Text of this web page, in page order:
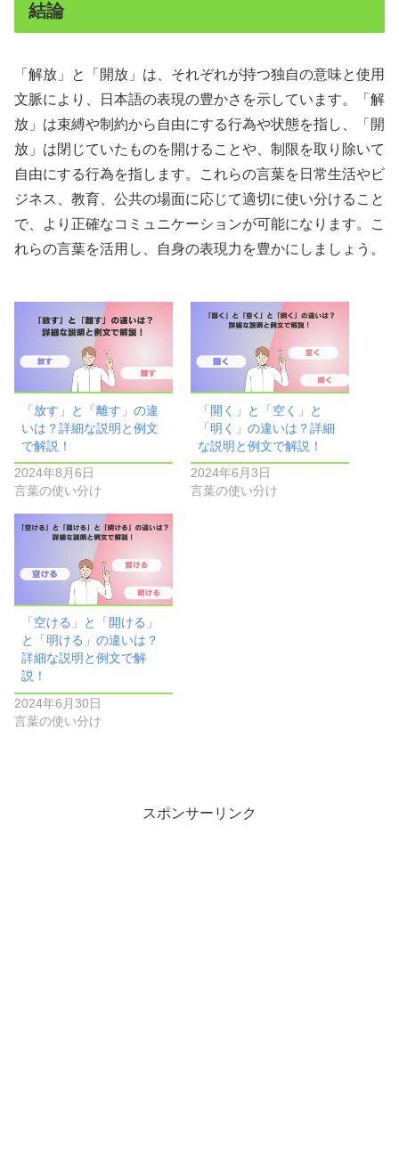
結論
「解放」と「開放」は、それぞれが持つ独自の意味と使用
文脈により、日本語の表現の豊かさを示しています。「解
放」は束縛や制約から自由にする行為や状態を指し、「開
放」は閉じていたものを開けることや、制限を取り除いて
自由にする行為を指します。これらの言葉を日常生活やビ
ジネス、教育、公共の場面に応じて適切に使い分けること
で、より正確なコミュニケーションが可能になります。こ
れらの言葉を活用し、自身の表現力を豊かにしましょう。
「放す」と「離す」の違
いは？詳細な説明と例文
で解説！
2024年8月6日
言葉の使い分け
「開く」と「空く」と
「明く」の違いは？詳細
な説明と例文で解説！
2024年6月3日
言葉の使い分け
「空ける」と「開ける」
と「明ける」の違いは？
詳細な説明と例文で解
説！
2024年6月30日
言葉の使い分け
スポンサーリンク